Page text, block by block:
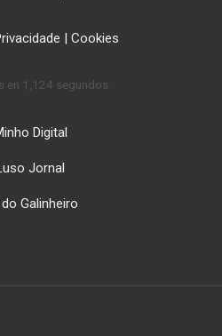
| Cookies
en 1,124 segundos.